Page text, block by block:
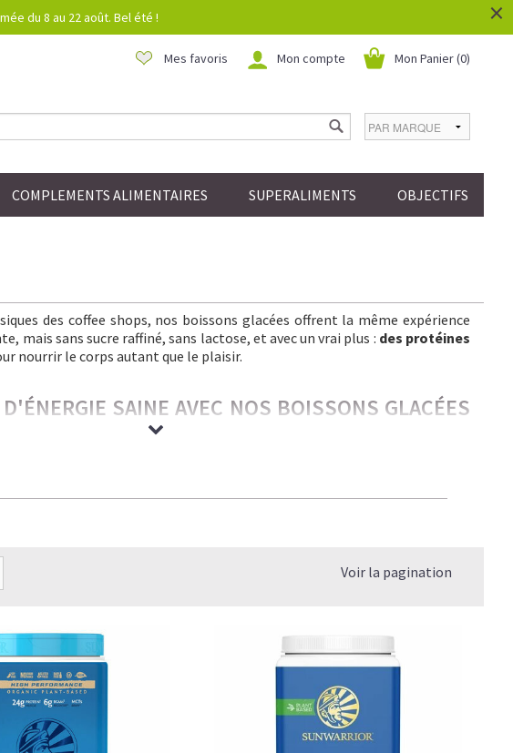
du 8 au 22 août. Bel été ! ×
Mon Panier (0)
Mon compte
Mes favoris
COMPLEMENTS ALIMENTAIRES SUPERALIMENTS OBJECTIFS
des coffee shops, nos boissons glacées offrent la même expérience
mais sans sucre raffiné, sans lactose, et avec un vrai plus : des protéines
nourrir le corps autant que le plaisir.
SAINE AVEC NOS BOISSONS GLACÉES
gourmandes — nos boissons glacées ont tout pour plaire aux
être.
énergie stable et légèreté. C’est le plaisir caféiné réinventé — bon
stable, pas de coup de barre, et un goût qui rivalise avec les meilleures
SHOP, SANS LE SUCRE NI LES COMPROMIS
Voir la pagination